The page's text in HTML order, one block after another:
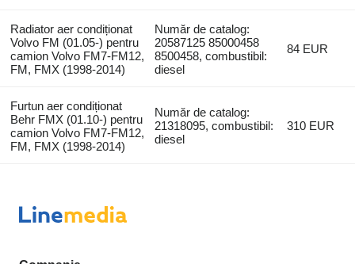
Radiator aer condiționat
Volvo FM (01.05-) pentru
camion Volvo FM7-FM12,
FM, FMX (1998-2014)
Număr de catalog:
20587125 85000458
8500458, combustibil:
diesel
84 EUR
Furtun aer condiționat
Behr FMX (01.10-) pentru
camion Volvo FM7-FM12,
FM, FMX (1998-2014)
Număr de catalog:
21318095, combustibil:
diesel
310 EUR